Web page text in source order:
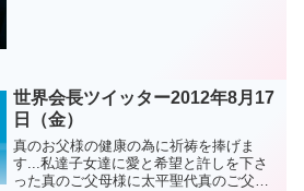
世界会長ツイッター2012年8月17
日（金）
真のお父様の健康の為に祈祷を捧げま
す...私達子女達に愛と希望と許しを下さ
った真のご父母様に太平聖代真のご父母